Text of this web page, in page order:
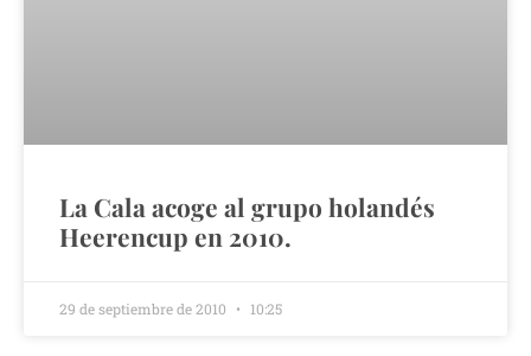
La Cala acoge al grupo holandés
Heerencup en 2010.
29 de septiembre de 2010 10:25